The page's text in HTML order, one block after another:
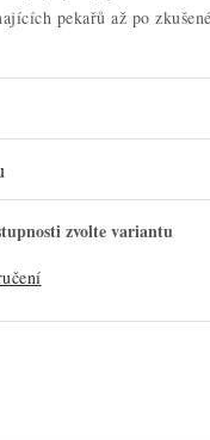
pekařů až po